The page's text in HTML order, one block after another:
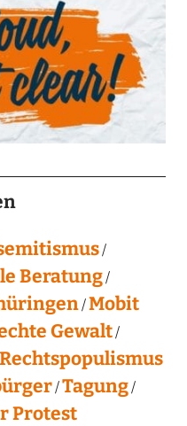
Beratung
Mobit
Gewalt
Rechtspopulismus
Tagung
Protest